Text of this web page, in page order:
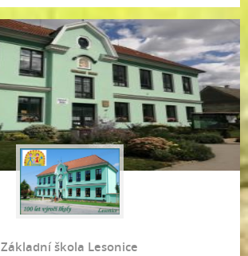
Základní škola Lesonice